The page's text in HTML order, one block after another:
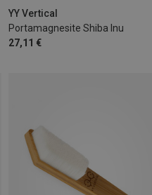
YY Vertical
Portamagnesite Shiba Inu
27,11 €